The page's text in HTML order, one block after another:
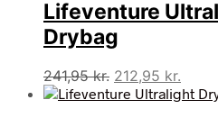
Lifeventure
Drybag
241,95kr. Den
oprindelige
212,95 kr.